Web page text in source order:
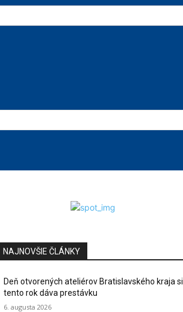
NAJNOVŠIE ČLÁNKY
Deň otvorených ateliérov Bratislavského kraja si
tento rok dáva prestávku
6. augusta 2026